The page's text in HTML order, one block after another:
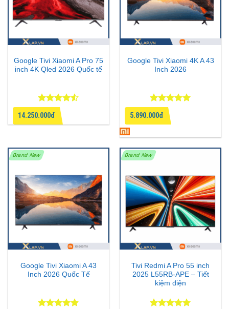
Google Tivi Xiaomi A Pro 75
inch 4K Qled 2026 Quốc tế
Được xếp
hạng
4.5
5 sao
14.250.000đ
Google Tivi Xiaomi 4K A 43
Inch 2026
Được xếp
hạng5
sao
5.890.000đ
Brand New
Google Tivi Xiaomi A 43
Inch 2026 Quốc Tế
Brand New
Tivi Redmi A Pro 55 inch
2025 L55RB-APE – Tiết
kiệm điện